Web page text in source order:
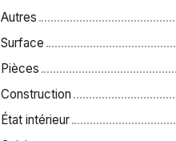
Autres
Surface
Pièces
Construction
État intérieur